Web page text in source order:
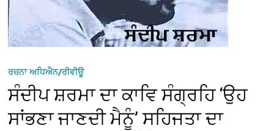
ਰਚਨਾ ਅਧਿਐਨ/ਰੀਵੀਊ
ਸੰਦੀਪ ਸ਼ਰਮਾ ਦਾ ਕਾਵਿ ਸੰਗ੍ਰਹਿ ‘ਉਹ
ਸਾਂਭਣਾ ਜਾਣਦੀ ਮੈਨੂੰ’ ਸਹਿਜਤਾ ਦਾ